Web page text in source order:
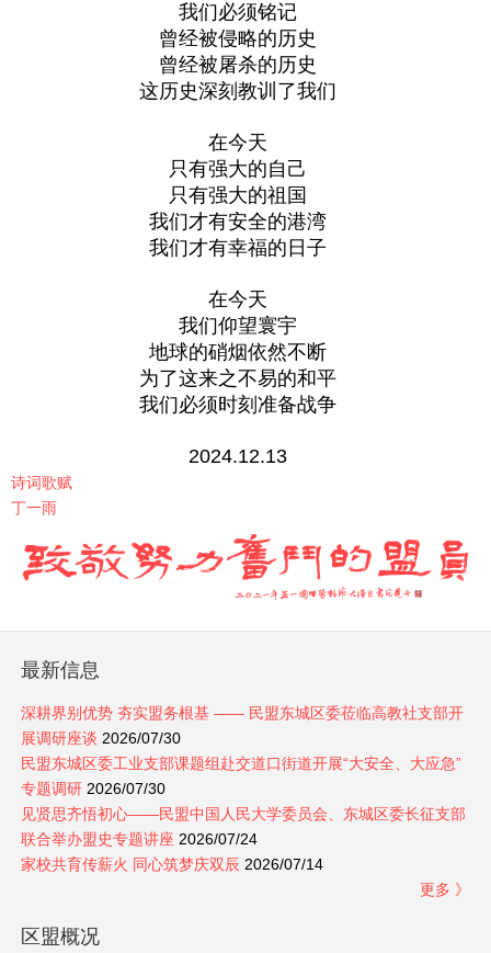
我们必须铭记
曾经被侵略的历史
曾经被屠杀的历史
这历史深刻教训了我们
在今天
只有强大的自己
只有强大的祖国
我们才有安全的港湾
我们才有幸福的日子
在今天
我们仰望寰宇
地球的硝烟依然不断
为了这来之不易的和平
我们必须时刻准备战争
2024.12.13
诗词歌赋
丁一雨
最新信息
深耕界别优势 夯实盟务根基 —— 民盟东城区委莅临高教社支部开
展调研座谈 2026/07/30
民盟东城区委工业支部课题组赴交道口街道开展“大安全、大应急”
专题调研2026/07/30
见贤思齐悟初心——民盟中国人民大学委员会、东城区委长征支部
联合举办盟史专题讲座 2026/07/24
家校共育传薪火 同心筑梦庆双辰 2026/07/14
更多 》
区盟概况